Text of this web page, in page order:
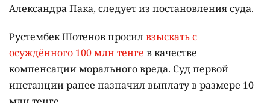
Александра Пака, следует из постановления суда.
Рустембек Шотенов просилвзыскать с
осуждённого 100 млн тенге в качестве
компенсации морального вреда. Суд первой
инстанции ранее назначил выплату в размере 10